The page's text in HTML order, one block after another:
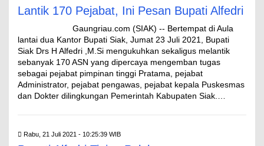
Lantik 170 Pejabat, Ini Pesan Bupati Alfedri
Gaungriau.com (SIAK) -- Bertempat di Aula
lantai dua Kantor Bupati Siak, Jumat 23 Juli 2021, Bupati
Siak Drs H Alfedri ,M.Si mengukuhkan sekaligus melantik
sebanyak 170 ASN yang dipercaya mengemban tugas
sebagai pejabat pimpinan tinggi Pratama, pejabat
Administrator, pejabat pengawas, pejabat kepala Puskesmas
dan Dokter dilingkungan Pemerintah Kabupaten Siak.…
Rabu, 21 Juli 2021 - 10:25:39 WIB